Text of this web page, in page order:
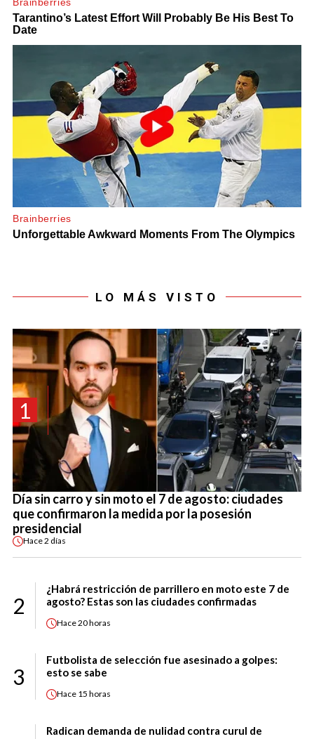
LO MÁS VISTO
1
Día sin carro y sin moto el 7 de agosto: ciudades
que confirmaron la medida por la posesión
presidencial
Hace2 días
2
¿Habrá restricción de parrillero en moto este 7 de
agosto? Estas son las ciudades confirmadas
Hace20 horas
3
Futbolista de selección fue asesinado a golpes:
esto se sabe
Hace 15 horas
Radican demanda de nulidad contra curul de